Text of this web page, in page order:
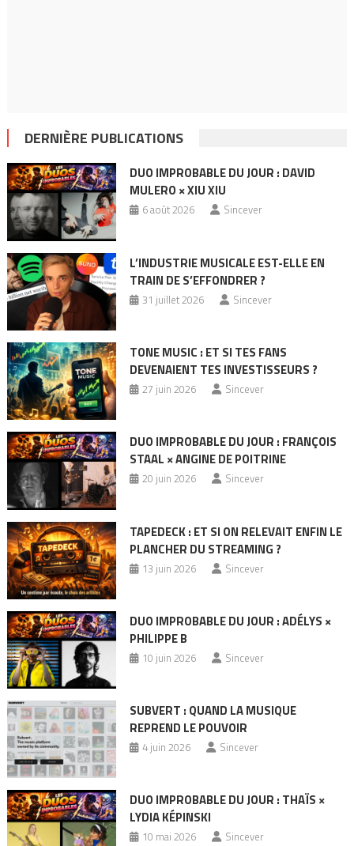
DERNIÈRE PUBLICATIONS
DUO IMPROBABLE DU JOUR : DAVID
MULERO × XIU XIU
6 août 2026 Sincever
L’INDUSTRIE MUSICALE EST-ELLE EN
TRAIN DE S’EFFONDRER ?
31 juillet 2026 Sincever
TONE MUSIC : ET SI TES FANS
DEVENAIENT TES INVESTISSEURS ?
27 juin 2026 Sincever
DUO IMPROBABLE DU JOUR : FRANÇOIS
STAAL × ANGINE DE POITRINE
20 juin 2026 Sincever
TAPEDECK : ET SI ON RELEVAIT ENFIN LE
PLANCHER DU STREAMING ?
13 juin 2026 Sincever
DUO IMPROBABLE DU JOUR : ADÉLYS ×
PHILIPPE B
10 juin 2026 Sincever
SUBVERT : QUAND LA MUSIQUE
REPREND LE POUVOIR
4 juin 2026 Sincever
DUO IMPROBABLE DU JOUR : THAÏS ×
LYDIA KÉPINSKI
10 mai 2026 Sincever